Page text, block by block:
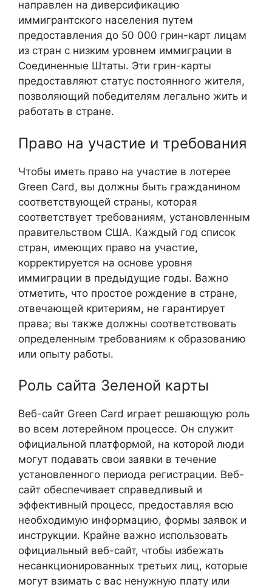
направлен на диверсификацию
иммигрантского населения путем
предоставления до 50 000 грин-карт лицам
из стран с низким уровнем иммиграции в
Соединенные Штаты. Эти грин-карты
предоставляют статус постоянного жителя,
позволяющий победителям легально жить и
работать в стране.
Право на участие и требования
Чтобы иметь право на участие в лотерее
Green Card, вы должны быть гражданином
соответствующей страны, которая
соответствует требованиям, установленным
правительством США. Каждый год список
стран, имеющих право на участие,
корректируется на основе уровня
иммиграции в предыдущие годы. Важно
отметить, что простое рождение в стране,
отвечающей критериям, не гарантирует
права; вы также должны соответствовать
определенным требованиям к образованию
или опыту работы.
Роль сайта Зеленой карты
Веб-сайт Green Card играет решающую роль
во всем лотерейном процессе. Он служит
официальной платформой, на которой люди
могут подавать свои заявки в течение
установленного периода регистрации. Веб-
сайт обеспечивает справедливый и
эффективный процесс, предоставляя всю
необходимую информацию, формы заявок и
инструкции. Крайне важно использовать
официальный веб-сайт, чтобы избежать
несанкционированных третьих лиц, которые
могут взимать с вас ненужную плату или